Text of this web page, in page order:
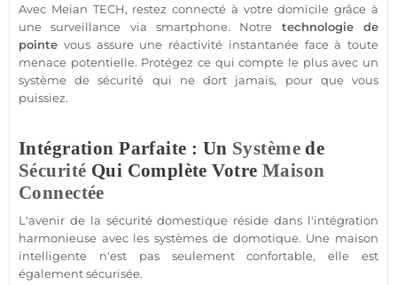
Avec Meian TECH, restezconnecté à votre domicile grâce à
unesurveillance viasmartphone. Notre technologie de
pointe vous assure une réactivité instantanée face à toute
menace potentielle. Protégez ce qui compte le plus avec un
système desécurité qui ne dort jamais, pour que vous
puissiez.
Intégration Parfaite : Un Système de
Sécurité Qui Complète Votre Maison
Connectée
L'avenir de la sécuritédomestique réside dans l'intégration
harmonieuse avec les systèmes de domotique. Une maison
intelligente n'est pas seulement confortable, elle est
également sécurisée.